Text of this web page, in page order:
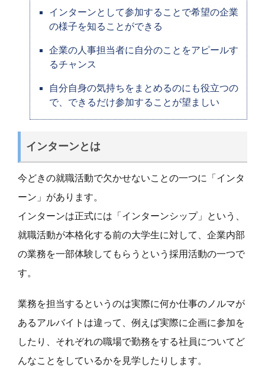
インターンとして参加することで希望の企業
の様子を知ることができる
企業の人事担当者に自分のことをアピールす
るチャンス
自分自身の気持ちをまとめるのにも役立つの
で、できるだけ参加することが望ましい
インターンとは
今どきの就職活動で欠かせないことの一つに「インタ
ーン」があります。
インターンは正式には「インターンシップ」という、
就職活動が本格化する前の大学生に対して、企業内部
の業務を一部体験してもらうという採用活動の一つで
す。
業務を担当するというのは実際に何か仕事のノルマが
あるアルバイトは違って、例えば実際に企画に参加を
したり、それぞれの職場で勤務をする社員についてど
んなことをしているかを見学したりします。